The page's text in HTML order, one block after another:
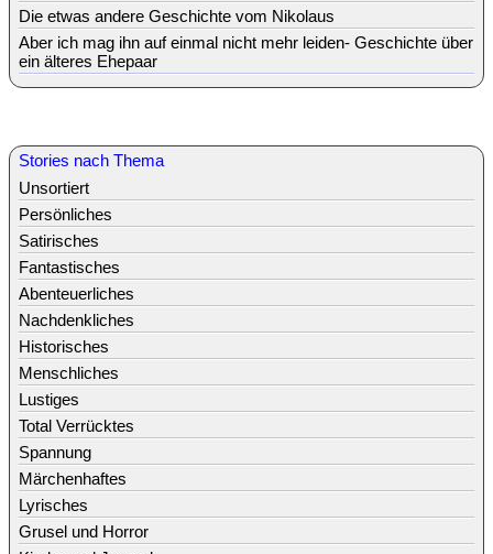
Die etwas andere Geschichte vom Nikolaus
Aber ich mag ihn auf einmal nicht mehr leiden- Geschichte über
ein älteres Ehepaar
Stories nach Thema
Unsortiert
Persönliches
Satirisches
Fantastisches
Abenteuerliches
Nachdenkliches
Historisches
Menschliches
Lustiges
Total Verrücktes
Spannung
Märchenhaftes
Lyrisches
Grusel und Horror